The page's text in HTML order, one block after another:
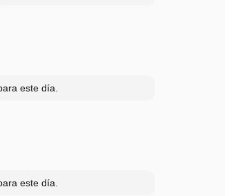
este día.
este día.